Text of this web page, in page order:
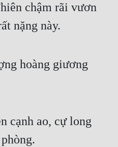
chậm rãi vươn
nặng này.
hoàng giương
cạnh ao, cự long